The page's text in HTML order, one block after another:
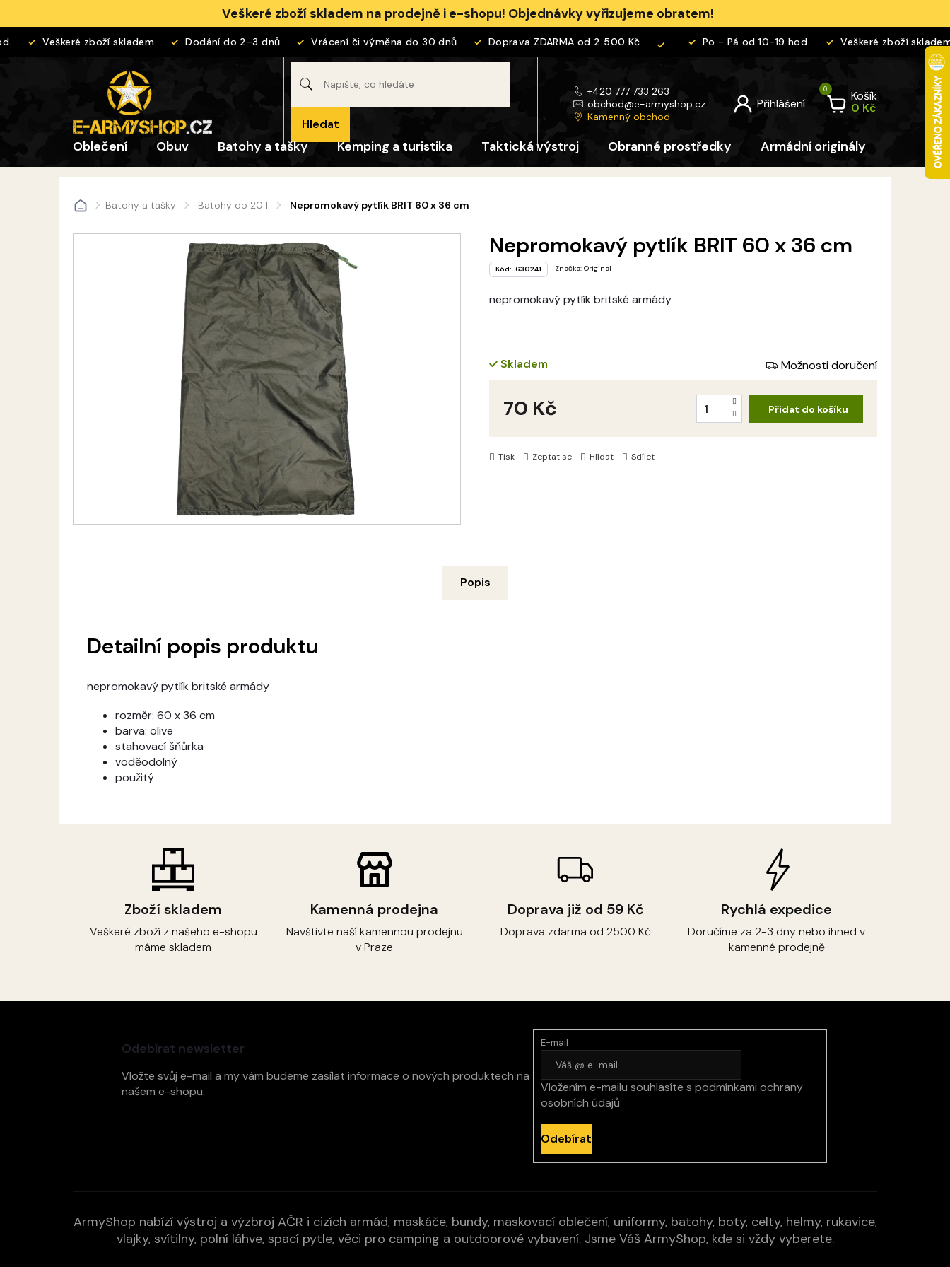
obsah
Veškeré zboží skladem na prodejně i e-shopu! Objednávky vyřizujeme obratem!
Veškeré zboží skladem Dodání do 2-3 dnů Vrácení či výměna do 30 dnů Doprava ZDARMA od 2 500 Kč Po - Pá od 10-19 hod. Veškeré zboží skladem
Hledat
+420 777 733 263
obchod@e-armyshop.cz
Kamenný obchod
Košík
Oblečení Obuv Batohy a tašky Kemping a turistika Taktická výstroj Obranné prostředky Armádní originály Pro děti
DomůBatohy a tašky Batohy do 20 l Nepromokavý pytlík BRIT 60 x 36 cm
nepromokavý pytlík britské armády
Tisk Zeptat se Hlídat Sdílet
Nepromokavý pytlík BRIT 60 x 36 cm
Kód: 630241 Značka: Original
Skladem Možnosti doručení
70 Kč Přidat do košíku
Zboží skladem
Veškeré zboží z našeho e-shopu
máme skladem
Kamenná prodejna
Navštivte naší kamennou prodejnu
v Praze
Doprava již od 59 Kč
Doprava zdarma od 2500 Kč
Rychlá expedice
Doručíme za 2-3 dny nebo ihned v
kamenné prodejně
Popis
Detailní popis produktu
nepromokavý pytlík britské armády
rozměr: 60 x 36 cm
barva: olive
stahovací šňůrka
voděodolný
použitý
Odebírat newsletter
Vložte svůj e-mail a my vám budeme zasílat informace o nových produktech na
našem e-shopu.
E-mail
Vložením e-mailu souhlasíte s podmínkami ochrany
osobních údajů
Odebírat
ArmyShop nabízí výstroj a výzbroj AČR i cizích armád, maskáče, bundy, maskovací oblečení, uniformy, batohy, boty, celty, helmy, rukavice,
vlajky, svítilny, polní láhve, spací pytle, věci pro camping a outdoorové vybavení. Jsme Váš ArmyShop, kde si vždy vyberete.